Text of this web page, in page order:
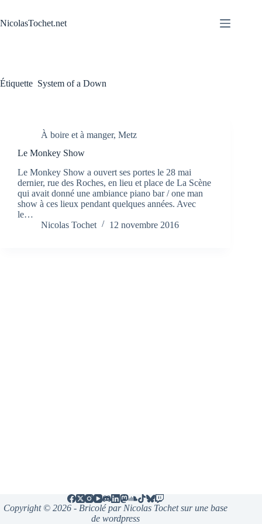
contenu
NicolasTochet.net
Étiquette System of a Down
À boire et à manger, Metz
Le Monkey Show
Le Monkey Show a ouvert ses portes le 28 mai
dernier, rue des Roches, en lieu et place de La Scène
qui avait donné une ambiance piano bar / one man
show à ces lieux pendant quelques années. Avec
le…
Nicolas Tochet
12 novembre 2016
Copyright © 2026 - Bricolé par Nicolas Tochet sur une base
de wordpress